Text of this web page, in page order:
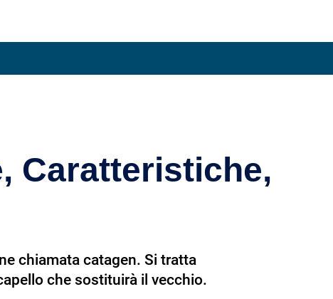
Caratteristiche,
chiamata catagen. Si tratta
che sostituirà il vecchio.